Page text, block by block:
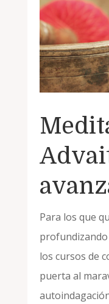
Para los que
los cursos de
puerta al